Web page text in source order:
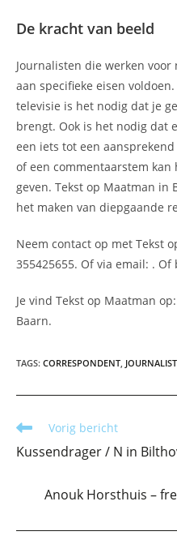
De kracht van beeld
Journalisten die werken
aan specifieke eisen voldoen.
televisie is het nodig dat je
brengt. Ook is het nodig dat
een iets tot een
of een commentaarstem
geven. Tekst op Maatman in
het maken van diepgaande
Neem contact op met Tekst
355425655. Of via email: . Of
Je vind Tekst op Maatman
Baarn.
TAGS: CORRESPONDENT
Lees
artikelen
Vorig bericht
Kussendrager / N in
Anouk Horsthuis –